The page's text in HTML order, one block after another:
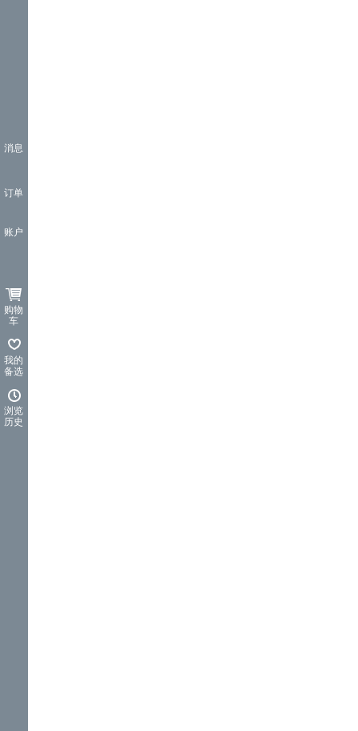
消息
订单
账户
购物
车
我的
备选
浏览
历史